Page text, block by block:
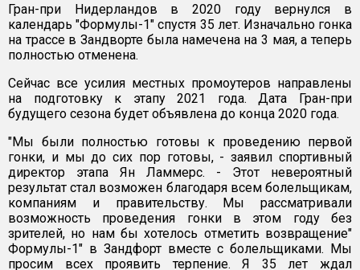
Гран-при Нидерландов в 2020 году вернулся в
календарь "Формулы-1" спустя 35 лет. Изначально гонка
на трассе в Зандворте была намечена на 3 мая, а теперь
полностью отменена.
Сейчас все усилия местных промоутеров направлены
на подготовку к этапу 2021 года. Дата Гран-при
будущего сезона будет объявлена до конца 2020 года.
"Мы были полностью готовы к проведению первой
гонки, и мы до сих пор готовы, - заявил спортивный
директор этапа Ян Ламмерс. - Этот невероятный
результат стал возможен благодаря всем болельщикам,
компаниям и правительству. Мы рассматривали
возможность проведения гонки в этом году без
зрителей, но нам бы хотелось отметить возвращение"
Формулы-1" в Зандфорт вместе с болельщиками. Мы
просим всех проявить терпение. Я 35 лет ждал